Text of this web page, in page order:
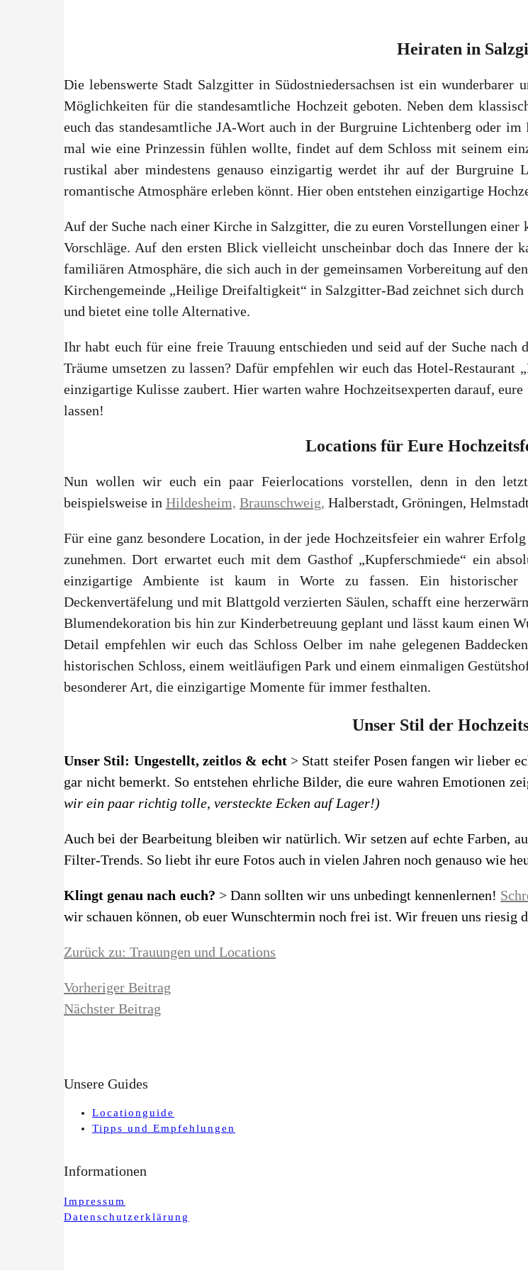
Heiraten in
Die lebenswerte Stadt Salzgitter in Südostniedersachsen ist ein
Möglichkeiten für die standesamtliche Hochzeit geboten. Neben dem
euch das standesamtliche JA-Wort auch in der Burgruine Lichtenberg oder im
mal wie eine Prinzessin fühlen wollte, findet auf dem Schloss mit seinem
rustikal aber mindestens genauso einzigartig werdet ihr auf der
romantische Atmosphäre erleben könnt. Hier oben entstehen einzigartige
Auf der Suche nach einer Kirche in Salzgitter, die zu euren Vorstellungen
Vorschläge. Auf den ersten Blick vielleicht unscheinbar doch das Innere der
familiären Atmosphäre, die sich auch in der gemeinsamen Vorbereitung auf
Kirchengemeinde „Heilige Dreifaltigkeit“ in Salzgitter-Bad zeichnet sich
und bietet eine tolle Alternative.
Ihr habt euch für eine freie Trauung entschieden und seid auf der Suche
Träume umsetzen zu lassen? Dafür empfehlen wir euch das Hotel-
einzigartige Kulisse zaubert. Hier warten wahre Hochzeitsexperten darauf,
lassen!
Locations für Eure
Nun wollen wir euch ein paar Feierlocations vorstellen, denn in den
beispielsweise in Hildesheim, Braunschweig, Halberstadt, Gröningen,
Für eine ganz besondere Location, in der jede Hochzeitsfeier ein wahrer
zunehmen. Dort erwartet euch mit dem Gasthof „Kupferschmiede“ ein
einzigartige Ambiente ist kaum in Worte zu fassen. Ein historischer
Deckenvertäfelung und mit Blattgold verzierten Säulen, schafft eine
Blumendekoration bis hin zur Kinderbetreuung geplant und lässt kaum einen
Detail empfehlen wir euch das Schloss Oelber im nahe gelegenen
historischen Schloss, einem weitläufigen Park und einem einmaligen
besonderer Art, die einzigartige Momente für immer festhalten.
Unser Stil der
Unser Stil: Ungestellt, zeitlos & echt > Statt steifer Posen fangen wir lieber
gar nicht bemerkt. So entstehen ehrliche Bilder, die eure wahren Emotionen
wir ein paar richtig tolle, versteckte Ecken auf Lager!)
Auch bei der Bearbeitung bleiben wir natürlich. Wir setzen auf echte Farben,
Filter-Trends. So liebt ihr eure Fotos auch in vielen Jahren noch genauso wie
Klingt genau nach euch? > Dann sollten wir uns unbedingt kennenlernen!
wir schauen können, ob euer Wunschtermin noch frei ist. Wir freuen uns riesig
Zurück zu: Trauungen und Locations
Vorheriger Beitrag
Nächster Beitrag
Unsere Guides
Locationguide
Tipps und Empfehlungen
Informationen
Impressum
Datenschutzerklärung